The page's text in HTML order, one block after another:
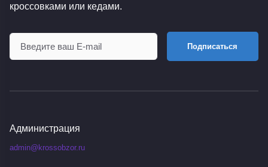
кроссовками или кедами.
Подписаться
Администрация
admin@krossobzor.ru